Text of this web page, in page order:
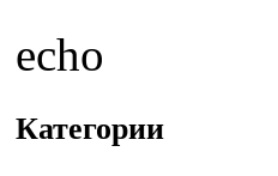
echo
Категории